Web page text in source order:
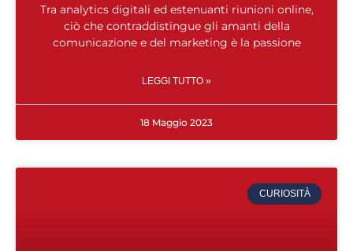
Tra analytics digitali ed estenuanti riunioni online,
ciò che contraddistingue gli amanti della
comunicazione e del marketing è la passione
LEGGI TUTTO »
18 Maggio 2023
CURIOSITÀ